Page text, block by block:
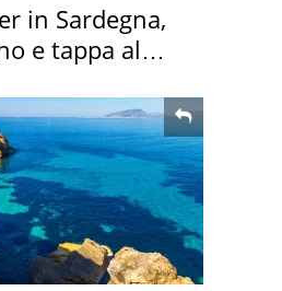
in Sardegna,
e tappa al